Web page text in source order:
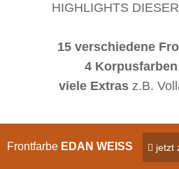
HIGHLIGHTS
15 verschiedene
4
viele Extrasz.B.
Frontfarbe EDAN WEISS jetzt